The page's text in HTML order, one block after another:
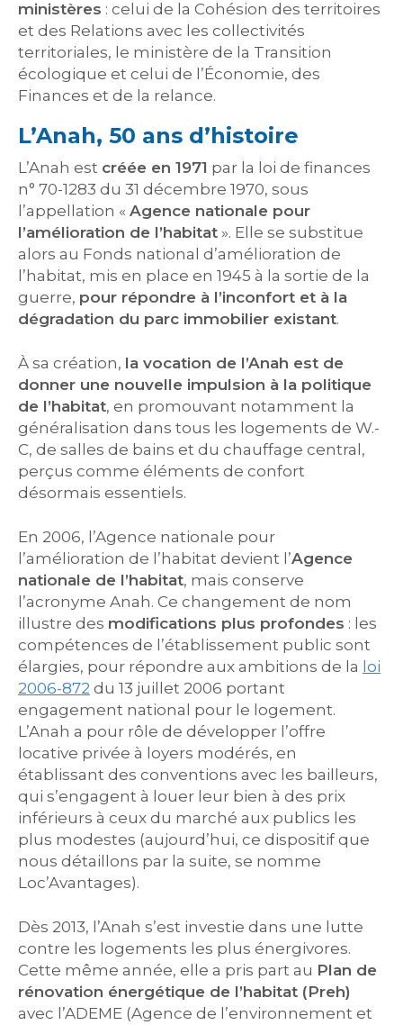
ministères : celui de la Cohésion des territoires
et des Relations avec les collectivités
territoriales, le ministère de la Transition
écologique et celui de l’Économie, des
Finances et de la relance.
L’Anah, 50 ans d’histoire
L’Anah est créée en 1971 par la loi de finances
n° 70-1283 du 31 décembre 1970, sous
l’appellation « Agence nationale pour
l’amélioration de l’habitat ». Elle se substitue
alors au Fonds national d’amélioration de
l’habitat, mis en place en 1945 à la sortie de la
guerre, pour répondre à l’inconfort et à la
dégradation du parc immobilier existant.
À sa création, la vocation de l’Anah est de
donner une nouvelle impulsion à la politique
de l’habitat, en promouvant notamment la
généralisation dans tous les logements de W.-
C, de salles de bains et du chauffage central,
perçus comme éléments de confort
désormais essentiels.
En 2006, l’Agence nationale pour
l’amélioration de l’habitat devient l’Agence
nationale de l’habitat, mais conserve
l’acronyme Anah. Ce changement de nom
illustre des modifications plus profondes : les
compétences de l’établissement public sont
élargies, pour répondre aux ambitions de la loi
2006-872 du 13 juillet 2006 portant
engagement national pour le logement.
L’Anah a pour rôle de développer l’offre
locative privée à loyers modérés, en
établissant des conventions avec les bailleurs,
qui s’engagent à louer leur bien à des prix
inférieurs à ceux du marché aux publics les
plus modestes (aujourd’hui, ce dispositif que
nous détaillons par la suite, se nomme
Loc’Avantages).
Dès 2013, l’Anah s’est investie dans une lutte
contre les logements les plus énergivores.
Cette même année, elle a pris part au Plan de
rénovation énergétique de l’habitat (Preh)
avec l’ADEME (Agence de l’environnement et